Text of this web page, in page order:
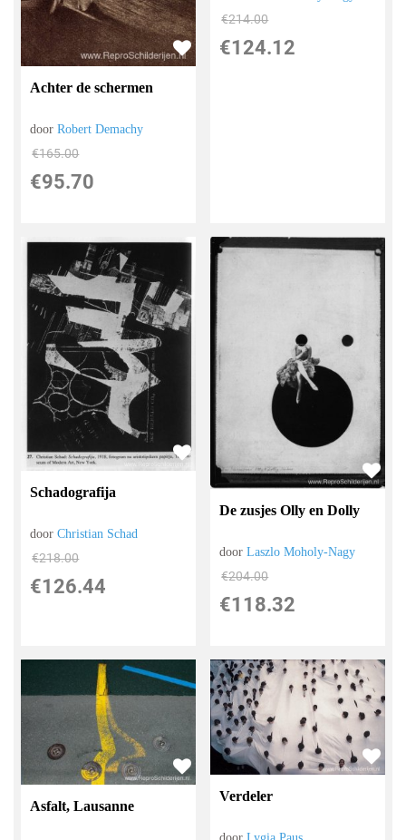
Achter de schermen
doorRobert Demachy
€165.00
€95.70
€214.00
€124.12
Schadografija
doorChristian Schad
€218.00
€126.44
De zusjes Olly en Dolly
doorLaszlo Moholy-Nagy
€204.00
€118.32
Asfalt, Lausanne
Verdeler